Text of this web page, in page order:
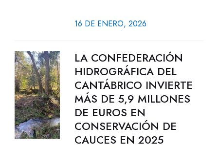
16 DE ENERO, 2026
LA CONFEDERACIÓN
HIDROGRÁFICA DEL
CANTÁBRICO INVIERTE
MÁS DE 5,9 MILLONES
DE EUROS EN
CONSERVACIÓN DE
CAUCES EN 2025